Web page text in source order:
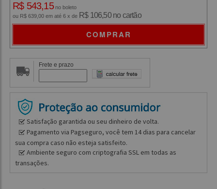
R$ 543,15no boleto
ou R$ 639,00 em até 6 x de R$ 106,50 no cartão
COMPRAR
Frete e prazo
Satisfação garantida ou seu dinheiro de volta.
Pagamento via Pagseguro, você tem 14 dias para cancelar
sua compra caso não esteja satisfeito.
Ambiente seguro com criptografia SSL em todas as
transações.